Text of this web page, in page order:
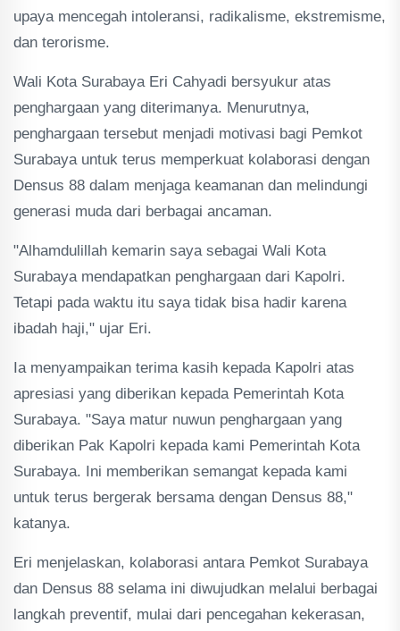
upaya mencegah intoleransi, radikalisme, ekstremisme,
dan terorisme.
Wali Kota Surabaya Eri Cahyadi bersyukur atas
penghargaan yang diterimanya. Menurutnya,
penghargaan tersebut menjadi motivasi bagi Pemkot
Surabaya untuk terus memperkuat kolaborasi dengan
Densus 88 dalam menjaga keamanan dan melindungi
generasi muda dari berbagai ancaman.
"Alhamdulillah kemarin saya sebagai Wali Kota
Surabaya mendapatkan penghargaan dari Kapolri.
Tetapi pada waktu itu saya tidak bisa hadir karena
ibadah haji," ujar Eri.
Ia menyampaikan terima kasih kepada Kapolri atas
apresiasi yang diberikan kepada Pemerintah Kota
Surabaya. "Saya matur nuwun penghargaan yang
diberikan Pak Kapolri kepada kami Pemerintah Kota
Surabaya. Ini memberikan semangat kepada kami
untuk terus bergerak bersama dengan Densus 88,"
katanya.
Eri menjelaskan, kolaborasi antara Pemkot Surabaya
dan Densus 88 selama ini diwujudkan melalui berbagai
langkah preventif, mulai dari pencegahan kekerasan,